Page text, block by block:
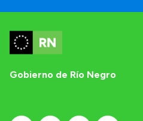
Gobierno de Río Negro